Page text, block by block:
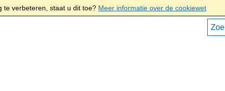
te verbeteren, staat u dit toe? Meer informatie over de cookiewet